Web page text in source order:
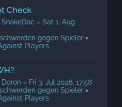
Check
SnakeDoc « Sat 1. Aug
gegen Spieler ▪
Players
Doron « Fri 3. Jul 2026, 17:58
gegen Spieler ▪
Players